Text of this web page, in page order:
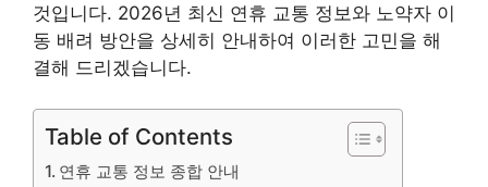
것입니다. 2026년 최신 연휴 교통 정보와 노약자 이
동 배려 방안을 상세히 안내하여 이러한 고민을 해
결해 드리겠습니다.
Table of Contents
연휴 교통 정보 종합 안내